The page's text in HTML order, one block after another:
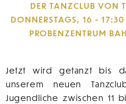
DER TANZCLUB VON
ONNERSTAGS, 16 - 17:30
PROBENZENTRUM
Jetzt wird getanzt bis
unserem neuen
Jugendliche zwischen 11